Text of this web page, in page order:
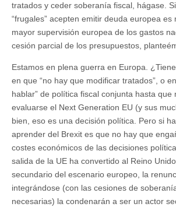
tratados y ceder soberanía fiscal, hágase.
“frugales” acepten emitir deuda europea es
mayor supervisión europea de los gastos
cesión parcial de los presupuestos,
Estamos en plena guerra en Europa.
en que “no hay que modificar tratados”, o
hablar” de política fiscal conjunta hasta que
evaluarse el Next Generation EU (y sus
bien, eso es una decisión política. Pero si
aprender del Brexit es que no hay que
costes económicos de las decisiones
salida de la UE ha convertido al Reino
secundario del escenario europeo, la
integrándose (con las cesiones de
necesarias) la condenarán a ser un actor